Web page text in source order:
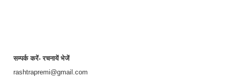
सम्पर्क करें- रचनायें भेजें
rashtrapremi@gmail.com